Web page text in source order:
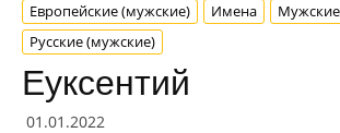
Европейские (мужские) Имена
Русские (мужские)
Еуксентий
01.01.2022